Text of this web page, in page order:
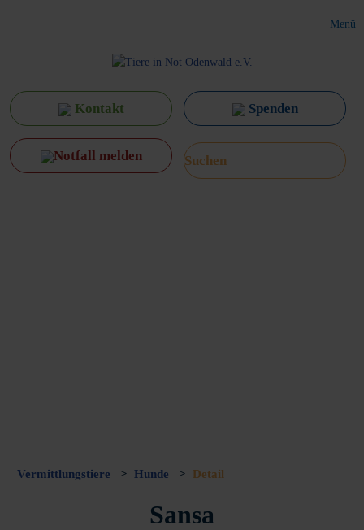
Menü
Kontakt Spenden
Notfall melden
Vermittlungstiere > Hunde > Detail
Sansa